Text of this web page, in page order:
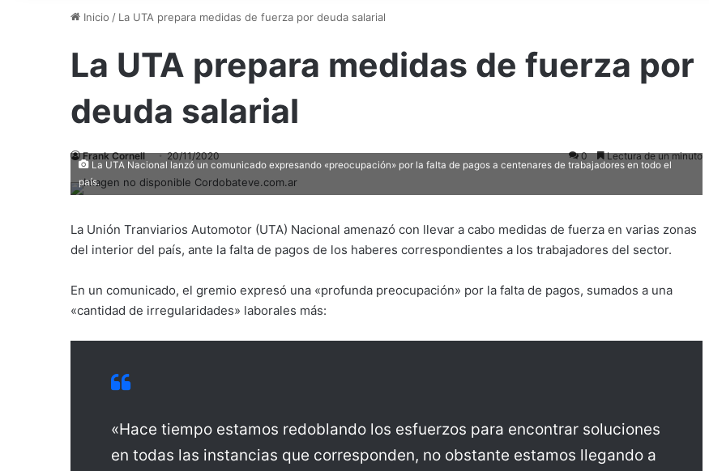
Inicio / La UTA prepara medidas de fuerza por deuda salarial
La UTA prepara medidas de fuerza por
deuda salarial
Frank Cornell 20/11/2020 0 Lectura de un minuto
La UTA Nacional lanzó un comunicado expresando «preocupación» por la falta de pagos a centenares de trabajadores en todo el
país.
La Unión Tranviarios Automotor (UTA) Nacional amenazó con llevar a cabo medidas de fuerza en varias zonas
del interior del país, ante la falta de pagos de los haberes correspondientes a los trabajadores del sector.
En un comunicado, el gremio expresó una «profunda preocupación» por la falta de pagos, sumados a una
«cantidad de irregularidades» laborales más:
«Hace tiempo estamos redoblando los esfuerzos para encontrar soluciones
en todas las instancias que corresponden, no obstante estamos llegando a